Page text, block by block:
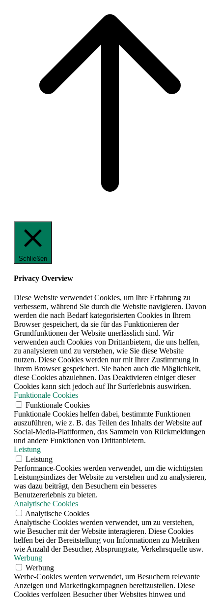
Schließen
Privacy Overview
Diese Website verwendet Cookies, um Ihre Erfahrung zu
verbessern, während Sie durch die Website navigieren. Davon
werden die nach Bedarf kategorisierten Cookies in Ihrem
Browser gespeichert, da sie für das Funktionieren der
Grundfunktionen der Website unerlässlich sind. Wir
verwenden auch Cookies von Drittanbietern, die uns helfen,
zu analysieren und zu verstehen, wie Sie diese Website
nutzen. Diese Cookies werden nur mit Ihrer Zustimmung in
Ihrem Browser gespeichert. Sie haben auch die Möglichkeit,
diese Cookies abzulehnen. Das Deaktivieren einiger dieser
Cookies kann sich jedoch auf Ihr Surferlebnis auswirken.
Funktionale Cookies
Funktionale Cookies
Funktionale Cookies helfen dabei, bestimmte Funktionen
auszuführen, wie z. B. das Teilen des Inhalts der Website auf
Social-Media-Plattformen, das Sammeln von Rückmeldungen
und andere Funktionen von Drittanbietern.
Leistung
Leistung
Performance-Cookies werden verwendet, um die wichtigsten
Leistungsindizes der Website zu verstehen und zu analysieren,
was dazu beiträgt, den Besuchern ein besseres
Benutzererlebnis zu bieten.
Analytische Cookies
Analytische Cookies
Analytische Cookies werden verwendet, um zu verstehen,
wie Besucher mit der Website interagieren. Diese Cookies
helfen bei der Bereitstellung von Informationen zu Metriken
wie Anzahl der Besucher, Absprungrate, Verkehrsquelle usw.
Werbung
Werbung
Werbe-Cookies werden verwendet, um Besuchern relevante
Anzeigen und Marketingkampagnen bereitzustellen. Diese
Cookies verfolgen Besucher über Websites hinweg und